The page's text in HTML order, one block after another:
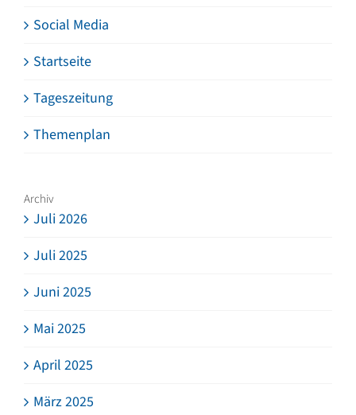
Social Media
Startseite
Tageszeitung
Themenplan
Archiv
Juli 2026
Juli 2025
Juni 2025
Mai 2025
April 2025
März 2025